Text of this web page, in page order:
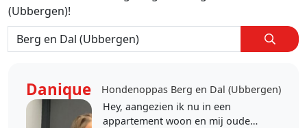
(Ubbergen)!
Danique
Hondenoppas Berg en Dal (Ubbergen)
Hey, aangezien ik nu in een
appartement woon en mij oude